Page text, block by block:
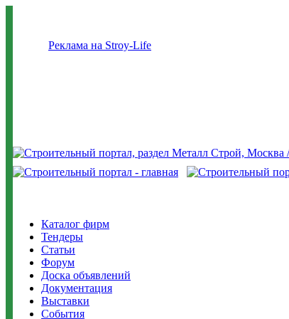
Реклама на Stroy-Life
Каталог фирм
Тендеры
Статьи
Форум
Доска объявлений
Документация
Выставки
События